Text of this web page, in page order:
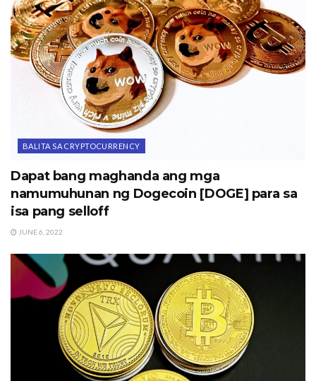
BALITA SA CRYPTOCURRENCY
Dapat bang maghanda ang mga
namumuhunan ng Dogecoin [DOGE] para sa
isa pang selloff
JUNE 6, 2022